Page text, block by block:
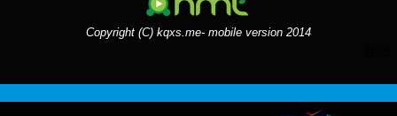
Copyright (C) kqxs.me- mobile version 2014